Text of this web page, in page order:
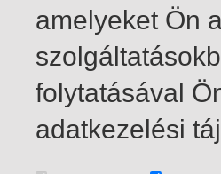
1-2 / összesen 2 találat
amelyeket Ön
folytatásával
adatkezelési